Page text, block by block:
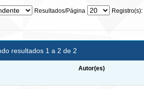
Resultados/Página Registro(s):
resultados 1 a 2 de 2
Autor(es)